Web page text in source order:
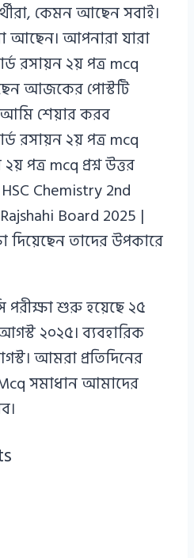
কেমন আছেন সবাই।
আপনারা যারা
রসায়ন ২য় পত্র mcq
আজকের পোস্টটি
শেয়ার করব
রসায়ন ২য় পত্র mcq
পত্র mcq প্রশ্ন উত্তর
Chemistry 2nd
Board 2025 |
দিয়েছেন তাদের উপকারে
পরীক্ষা শুরু হয়েছে ২৫
২০২৫। ব্যবহারিক
আমরা প্রতিদিনের
Mcq সমাধান আমাদের